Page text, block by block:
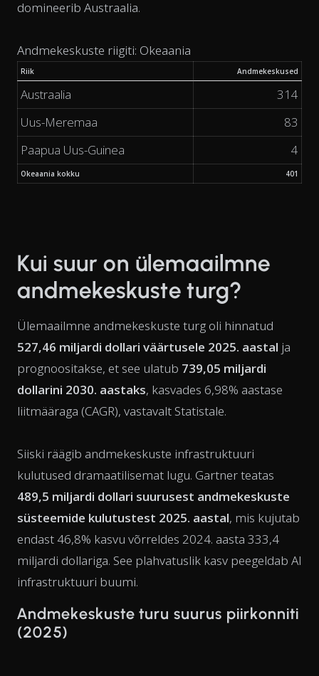
domineerib Austraalia.
Andmekeskuste riigiti: Okeaania
Riik Andmekeskused
Austraalia
314
Uus-Meremaa
83
Paapua Uus-Guinea
4
Okeaania kokku 401
Kui suur on ülemaailmne
andmekeskuste turg?
Ülemaailmne andmekeskuste turg oli hinnatud
527,46 miljardi dollari väärtusele 2025. aastal ja
prognoositakse, et see ulatub 739,05 miljardi
dollarini 2030. aastaks, kasvades 6,98% aastase
liitmääraga (CAGR), vastavalt Statistale.
Siiski räägib andmekeskuste infrastruktuuri
kulutused dramaatilisemat lugu. Gartner teatas
489,5 miljardi dollari suurusest andmekeskuste
süsteemide kulutustest 2025. aastal, mis kujutab
endast 46,8% kasvu võrreldes 2024. aasta 333,4
miljardi dollariga. See plahvatuslik kasv peegeldab AI
infrastruktuuri buumi.
Andmekeskuste turu suurus piirkonniti
(2025)